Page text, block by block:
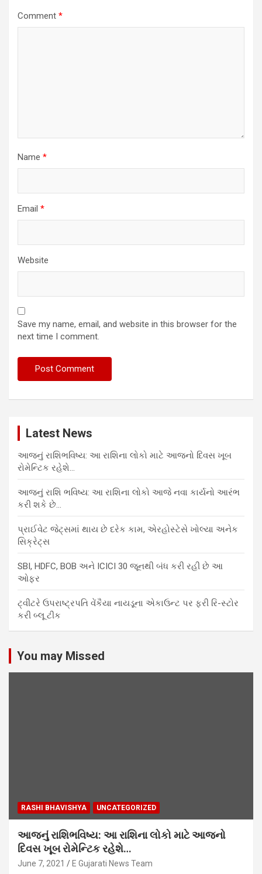
Comment *
Name *
Email *
Website
Save my name, email, and website in this browser for the
next time I comment.
Latest News
આજનું રાશિભવિષ્ય: આ રાશિના લોકો માટે આજનો દિવસ ખૂબ
રોમેન્ટિક રહેશે…
આજનું રાશિ ભવિષ્ય: આ રાશિના લોકો આજે નવા કાર્યનો આરંભ
કરી શકે છે…
પ્રાઈવેટ જેટ્સમાં થાય છે દરેક કામ, એરહોસ્ટેસે ખોલ્યા અનેક
સિક્રેટ્સ
SBI, HDFC, BOB અને ICICI 30 જૂનથી બંધ કરી રહી છે આ
ઓફર
ટ્વીટરે ઉપરાષ્ટ્રપતિ વેંકૈયા નાયડૂના એકાઉન્ટ પર ફરી રિ-સ્ટોર
કરી બ્લૂ ટીક
You may Missed
RASHI BHAVISHYA UNCATEGORIZED
આજનું રાશિભવિષ્ય: આ રાશિના લોકો માટે આજનો
દિવસ ખૂબ રોમેન્ટિક રહેશે…
June 7, 2021 E Gujarati News Team